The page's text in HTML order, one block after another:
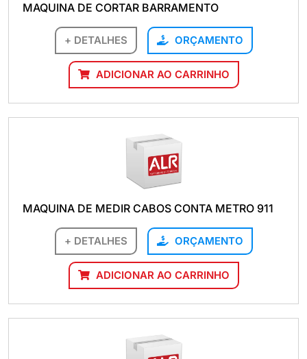
MAQUINA DE CORTAR BARRAMENTO
+ DETALHES ORÇAMENTO
ADICIONAR AO CARRINHO
MAQUINA DE MEDIR CABOS CONTA METRO 911
+ DETALHES ORÇAMENTO
ADICIONAR AO CARRINHO